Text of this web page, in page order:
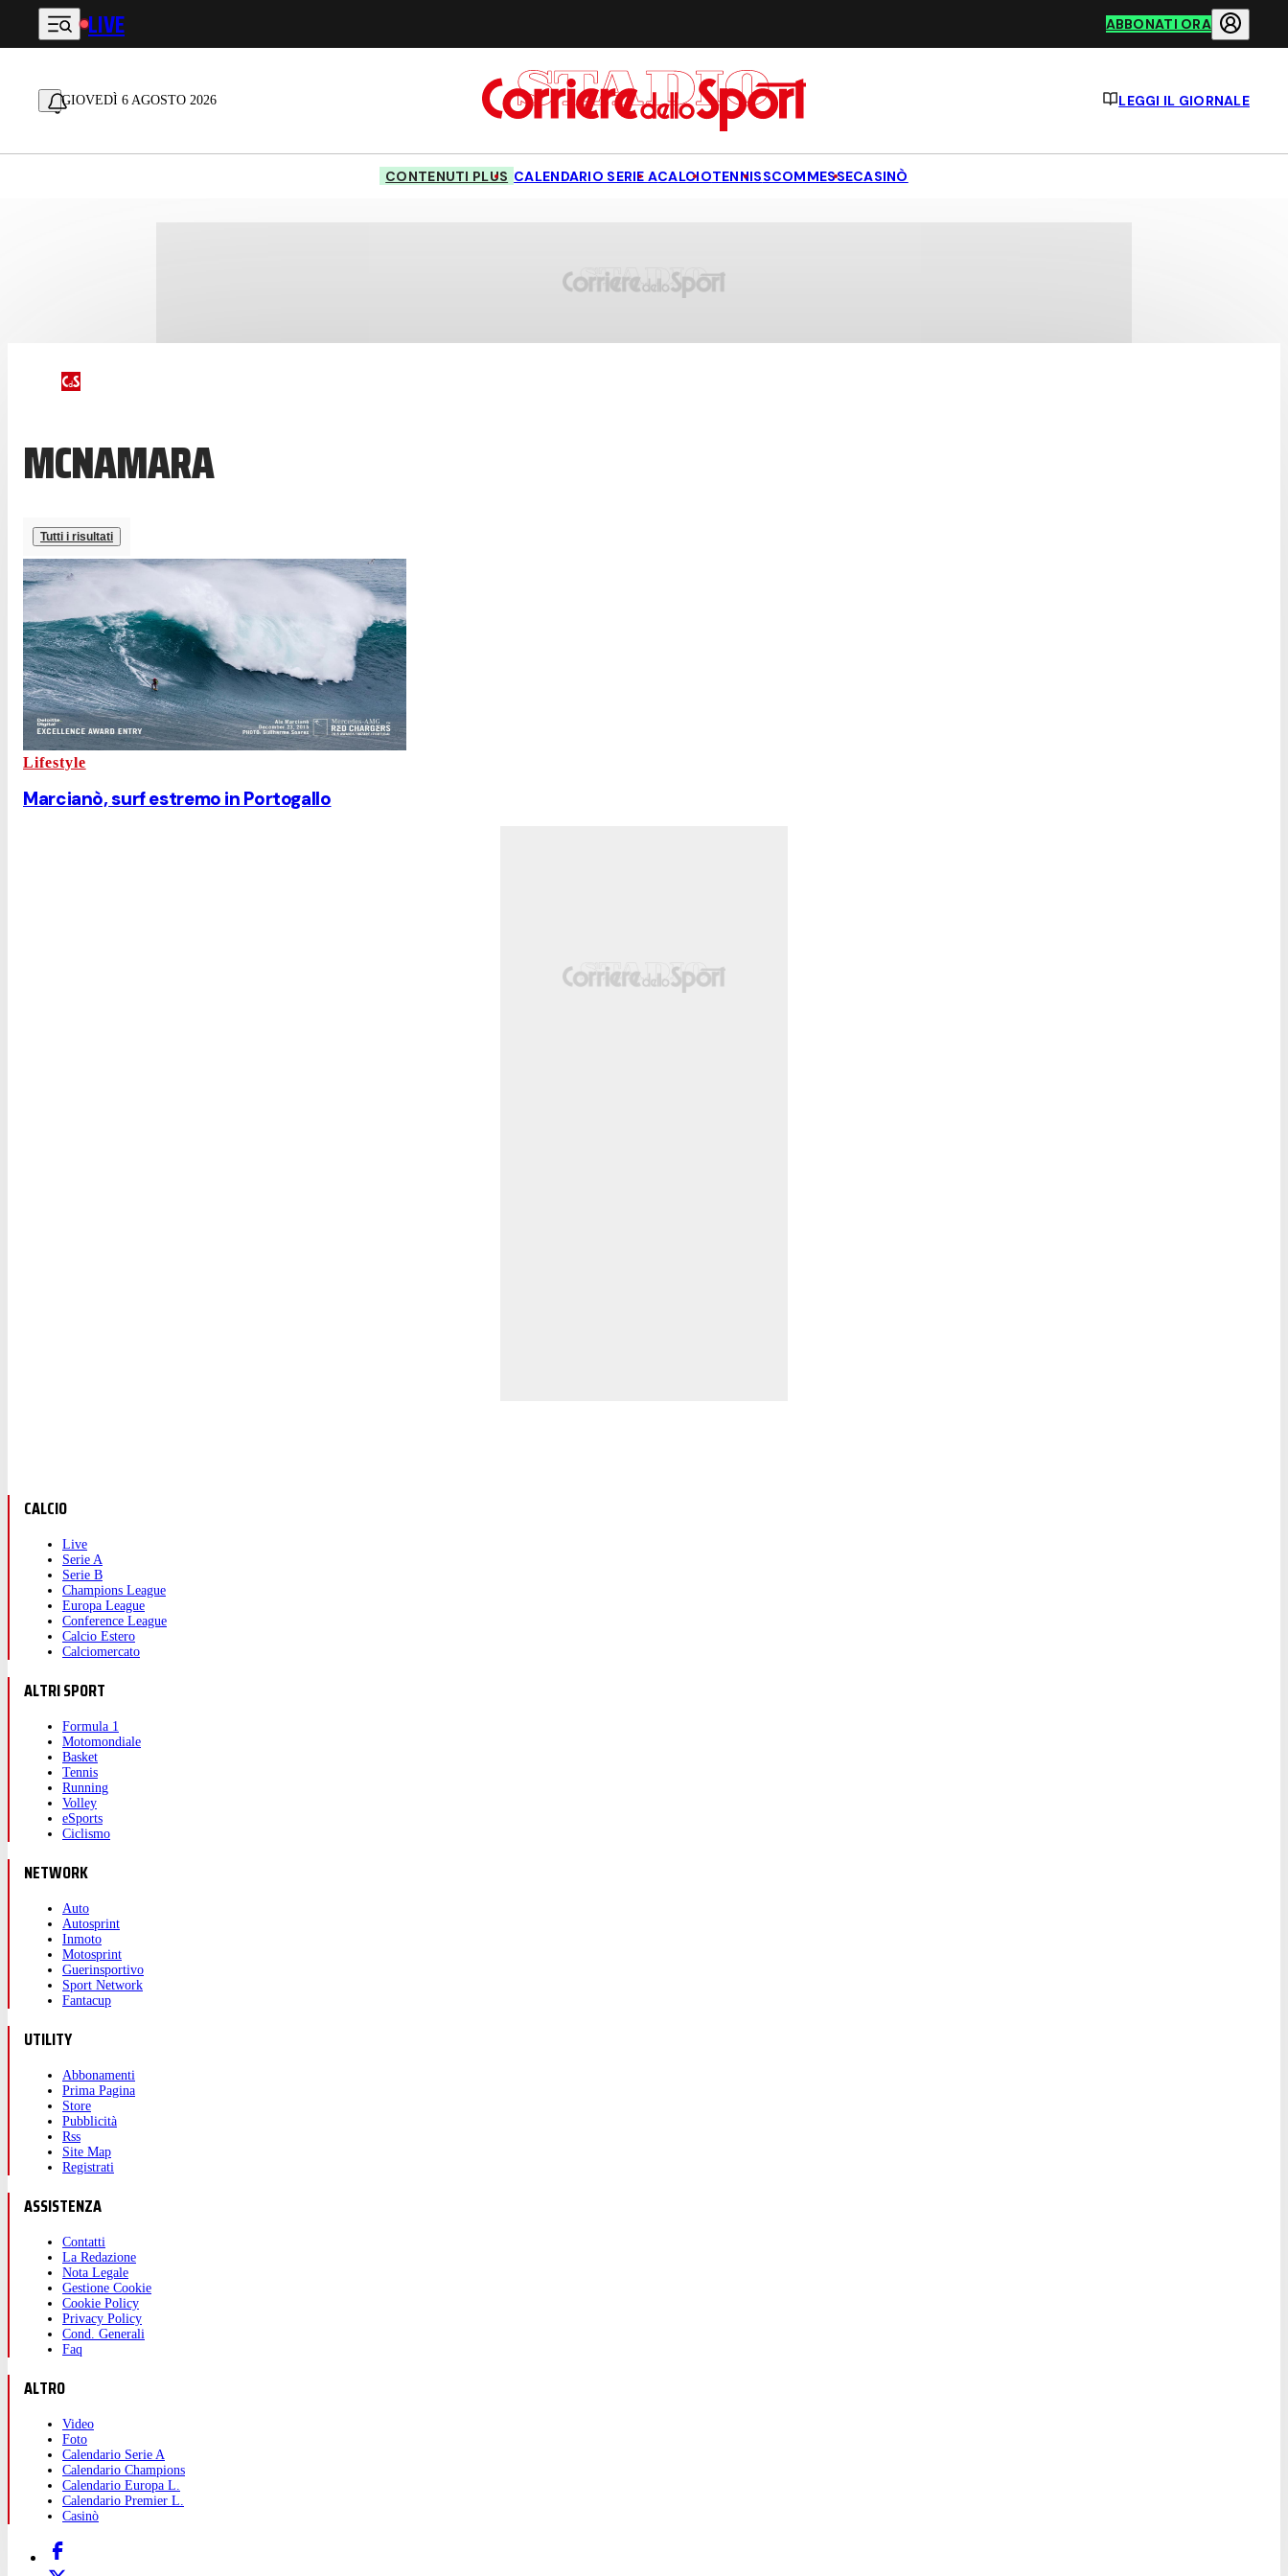
Vai al contenuto principale
LIVE ABBONATI ORA
GIOVEDÌ 6 AGOSTO 2026 LEGGI IL GIORNALE
CONTENUTI PLUS CALENDARIO SERIE ACALCIOTENNISSCOMMESSECASINÒ
MCNAMARA
Tutti i risultati
Lifestyle
Marcianò, surf estremo in Portogallo
CALCIO
Live
Serie A
Serie B
Champions League
Europa League
Conference League
Calcio Estero
Calciomercato
ALTRI SPORT
Formula 1
Motomondiale
Basket
Tennis
Running
Volley
eSports
Ciclismo
NETWORK
Auto
Autosprint
Inmoto
Motosprint
Guerinsportivo
Sport Network
Fantacup
UTILITY
Abbonamenti
Prima Pagina
Store
Pubblicità
Rss
Site Map
Registrati
ASSISTENZA
Contatti
La Redazione
Nota Legale
Gestione Cookie
Cookie Policy
Privacy Policy
Cond. Generali
Faq
ALTRO
Video
Foto
Calendario Serie A
Calendario Champions
Calendario Europa L.
Calendario Premier L.
Casinò